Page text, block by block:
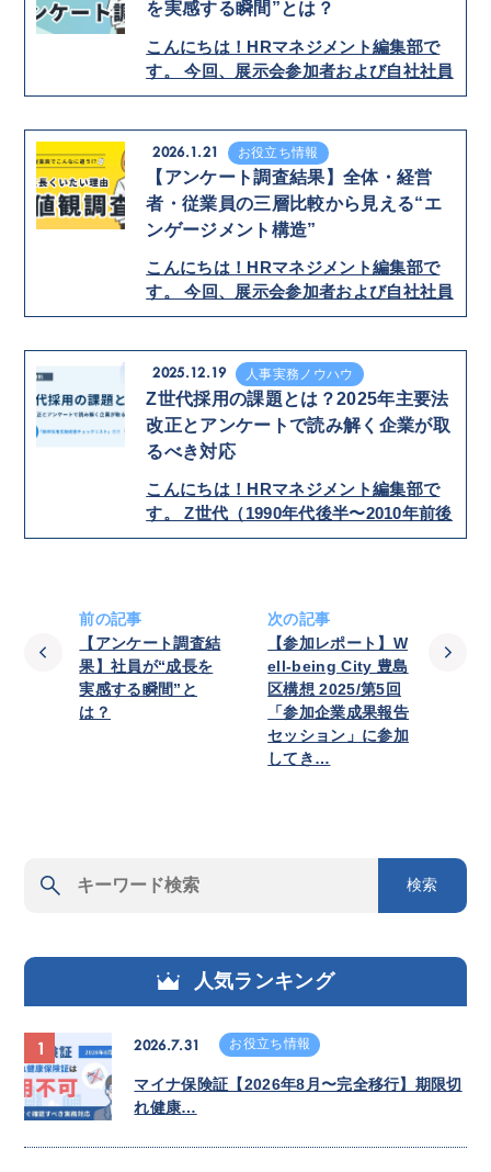
を実感する瞬間”とは？
こんにちは！HRマネジメント編集部で
す。 今回、展示会参加者および自社社員
を対象に、 2択形式のアンケート調査を
2026.1.21 お役立ち情報
【アンケート調査結果】全体・経営
者・従業員の三層比較から見える“エ
ンゲージメント構造”
こんにちは！HRマネジメント編集部で
す。 今回、展示会参加者および自社社員
を対象に、 4択形式のアンケート調査を
2025.12.19 人事実務ノウハウ
Z世代採用の課題とは？2025年主要法
改正とアンケートで読み解く企業が取
るべき対応
こんにちは！HRマネジメント編集部で
す。 Z世代（1990年代後半〜2010年前後
生まれ）が社会人の中心層へと成長し、
前の記事
【アンケート調査結
果】社員が“成長を
実感する瞬間”と
は？
次の記事
【参加レポート】W
ell-being City 豊島
区構想 2025/第5回
「参加企業成果報告
セッション」に参加
してき…
検索
人気ランキング
2026.7.31 お役立ち情報
マイナ保険証【2026年8月〜完全移行】期限切
れ健康…
1